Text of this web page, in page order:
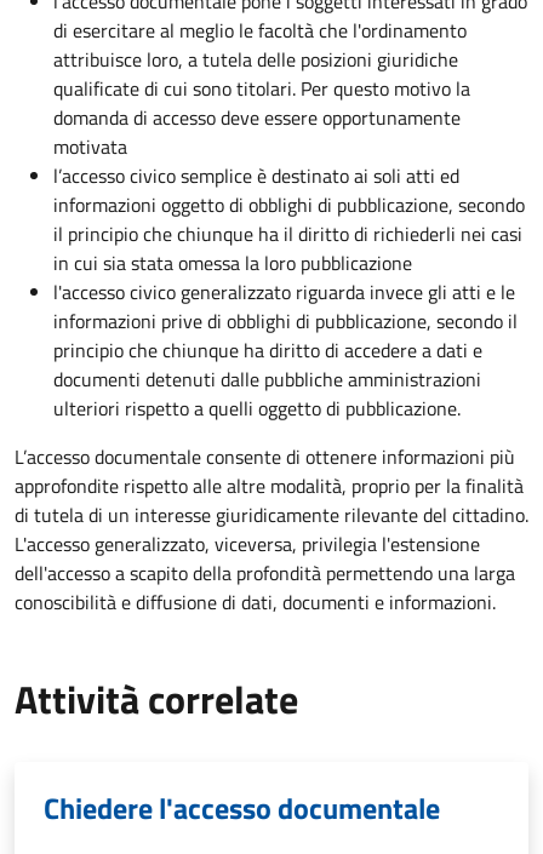
di esercitare al meglio le facoltà che l'ordinamento
attribuisce loro, a tutela delle posizioni giuridiche
qualificate di cui sono titolari. Per questo motivo la
domanda di accesso deve essere opportunamente
motivata
l’accesso civico semplice è destinato ai soli atti ed
informazioni oggetto di obblighi di pubblicazione, secondo
il principio che chiunque ha il diritto di richiederli nei casi
in cui sia stata omessa la loro pubblicazione
l'accesso civico generalizzato riguarda invece gli atti e le
informazioni prive di obblighi di pubblicazione, secondo il
principio che chiunque ha diritto di accedere a dati e
documenti detenuti dalle pubbliche amministrazioni
ulteriori rispetto a quelli oggetto di pubblicazione.
L’accesso documentale consente di ottenere informazioni più
approfondite rispetto alle altre modalità, proprio per la finalità
di tutela di un interesse giuridicamente rilevante del cittadino.
L'accesso generalizzato, viceversa, privilegia l'estensione
dell'accesso a scapito della profondità permettendo una larga
conoscibilità e diffusione di dati, documenti e informazioni.
Attività correlate
Chiedere l'accesso documentale